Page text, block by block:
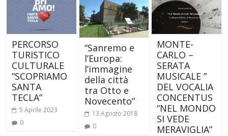
PERCORSO
TURISTICO
CULTURALE
“SCOPRIAMO
SANTA
TECLA”
5 Aprile 2023
0
“Sanremo e
l’Europa:
l’immagine
della città
tra Otto e
Novecento”
13 Agosto 2018
0
MONTE-
CARLO –
SERATA
MUSICALE ”
DEL VOCALIA
CONCENTUS
“NEL MONDO
SI VEDE
MERAVIGLIA”